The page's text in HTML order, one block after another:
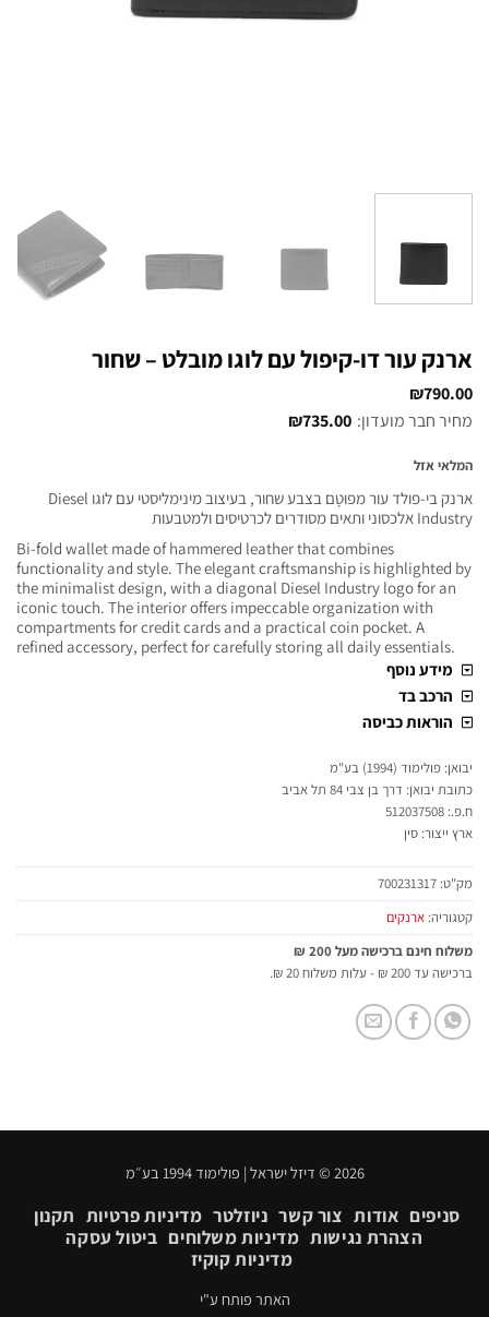
ארנק עור דו-קיפול עם לוגו מובלט – שחור
₪790.00
מחיר חבר מועדון:
₪735.00
המלאי אזל
ארנק בי-פולד עור מפוּטָם בצבע שחור, בעיצוב מינימליסטי עם לוגו Diesel
Industry אלכסוני ותאים מסודרים לכרטיסים ולמטבעות
Bi-fold wallet made of hammered leather that combines
functionality and style. The elegant craftsmanship is highlighted by
the minimalist design, with a diagonal Diesel Industry logo for an
iconic touch. The interior offers impeccable organization with
compartments for credit cards and a practical coin pocket. A
refined accessory, perfect for carefully storing all daily essentials.
מידע נוסף
הרכב בד
הוראות כביסה
יבואן: פולימוד (1994) בע"מ
כתובת יבואן: דרך בן צבי 84 תל אביב
ח.פ.: 512037508
ארץ ייצור: סין
מק"ט: 700231317
קטגוריה: ארנקים
משלוח חינם ברכישה מעל 200 ₪
ברכישה עד 200 ₪ - עלות משלוח 20 ₪.
2026 © דיזל ישראל | פולימוד 1994 בע״מ
סניפים אודות צור קשר ניוזלטר מדיניות פרטיות תקנון
הצהרת נגישות מדיניות משלוחים ביטול עסקה
מדיניות קוקיז
האתר פותח ע"י